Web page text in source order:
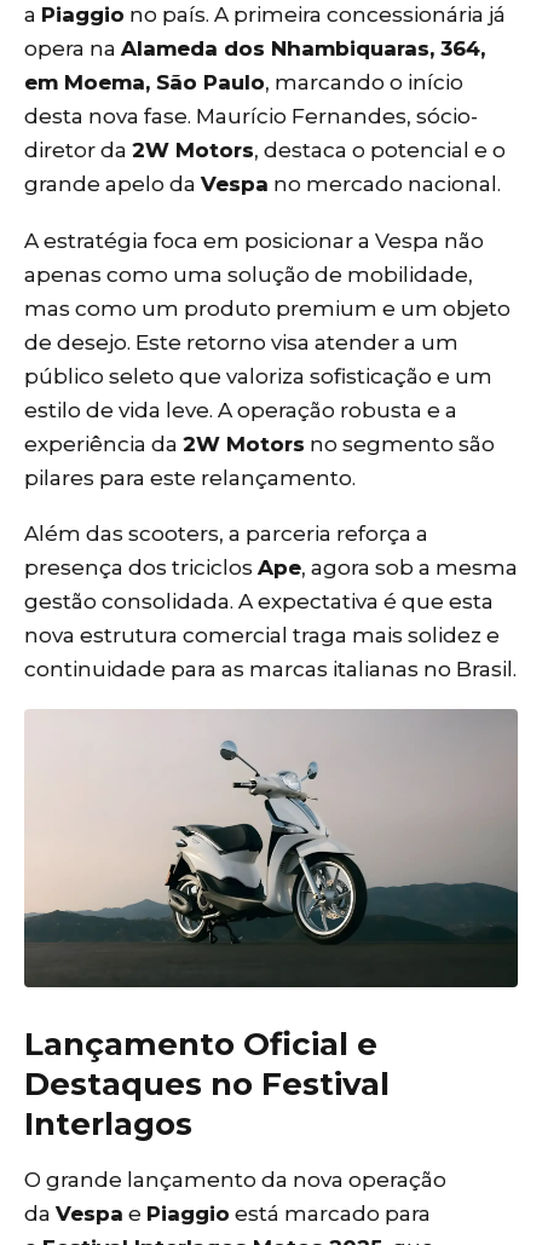
a Piaggio no país. A primeira concessionária já
opera na Alameda dos Nhambiquaras, 364,
em Moema, São Paulo, marcando o início
desta nova fase. Maurício Fernandes, sócio-
diretor da 2W Motors, destaca o potencial e o
grande apelo da Vespa no mercado nacional.
A estratégia foca em posicionar a Vespa não
apenas como uma solução de mobilidade,
mas como um produto premium e um objeto
de desejo. Este retorno visa atender a um
público seleto que valoriza sofisticação e um
estilo de vida leve. A operação robusta e a
experiência da 2W Motors no segmento são
pilares para este relançamento.
Além das scooters, a parceria reforça a
presença dos triciclos Ape, agora sob a mesma
gestão consolidada. A expectativa é que esta
nova estrutura comercial traga mais solidez e
continuidade para as marcas italianas no Brasil.
Lançamento Oficial e
Destaques no Festival
Interlagos
O grande lançamento da nova operação
da Vespa e Piaggio está marcado para